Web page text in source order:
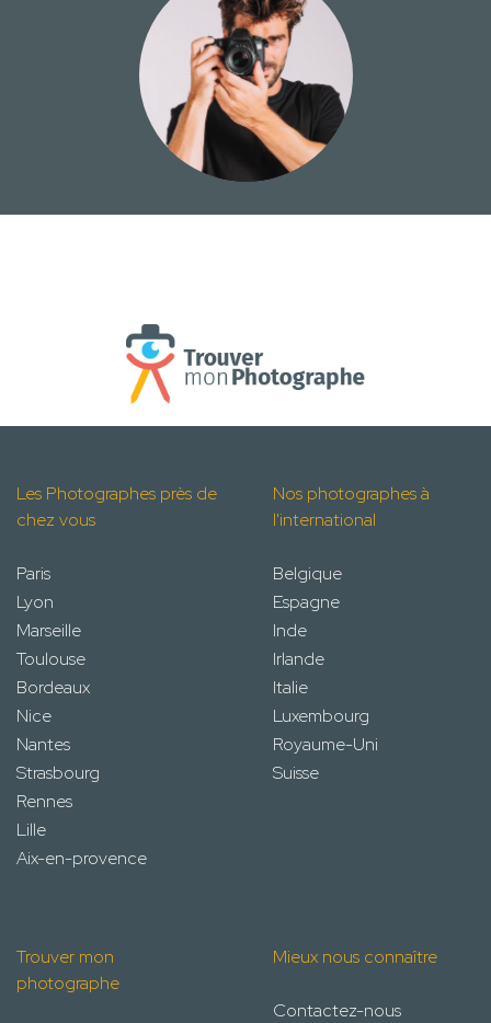
Les Photographes près de
chez vous
Paris
Lyon
Marseille
Toulouse
Bordeaux
Nice
Nantes
Strasbourg
Rennes
Lille
Aix-en-provence
Nos photographes à
l'international
Belgique
Espagne
Inde
Irlande
Italie
Luxembourg
Royaume-Uni
Suisse
Trouver mon
photographe
Mieux nous connaître
Contactez-nous